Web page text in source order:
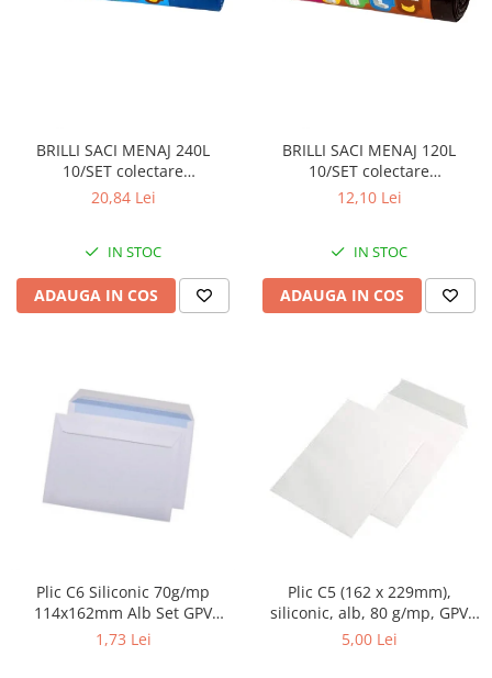
BRILLI SACI MENAJ 240L
10/SET colectare
selectiva,diverse culori
20,84 Lei
IN STOC
ADAUGA IN COS
BRILLI SACI MENAJ 120L
10/SET colectare
selectiva,diverse culori
12,10 Lei
IN STOC
ADAUGA IN COS
Plic C6 Siliconic 70g/mp
114x162mm Alb Set GPV
10/set
1,73 Lei
Plic C5 (162 x 229mm),
siliconic, alb, 80 g/mp, GPV
10/set
5,00 Lei